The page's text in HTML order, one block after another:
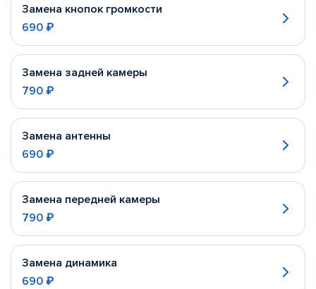
Замена кнопок громкости
690 ₽
Замена задней камеры
790 ₽
Замена антенны
690 ₽
Замена передней камеры
790 ₽
Замена динамика
690 ₽